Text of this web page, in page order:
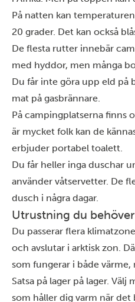
På natten kan
20 grader. Det kan också
De flesta rutter innebär
med hyddor, men många
Du får inte göra upp eld på
mat på gasbrännare.
På campingplatserna finns
är mycket folk kan de
erbjuder portabel toalett.
Du får heller inga duschar
använder våtservetter. De
dusch i några dagar.
Utrustning du behöver
Du passerar flera
och avslutar i arktisk zon.
som fungerar i både värme,
Satsa på lager på lager. Välj
som håller dig varm när det